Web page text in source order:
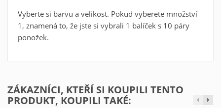
Vyberte si barvu a velikost. Pokud vyberete množství
1, znamená to, že jste si vybrali 1 balíček s 10 páry
ponožek.
ZÁKAZNÍCI, KTEŘÍ SI KOUPILI TENTO
PRODUKT, KOUPILI TAKÉ: